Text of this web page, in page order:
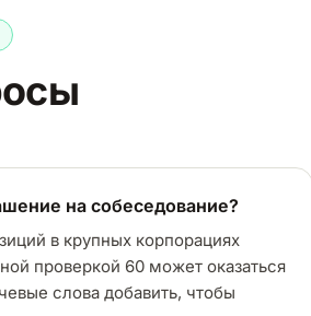
на собеседование?
в крупных корпорациях
проверкой 60 может оказаться
слова добавить, чтобы